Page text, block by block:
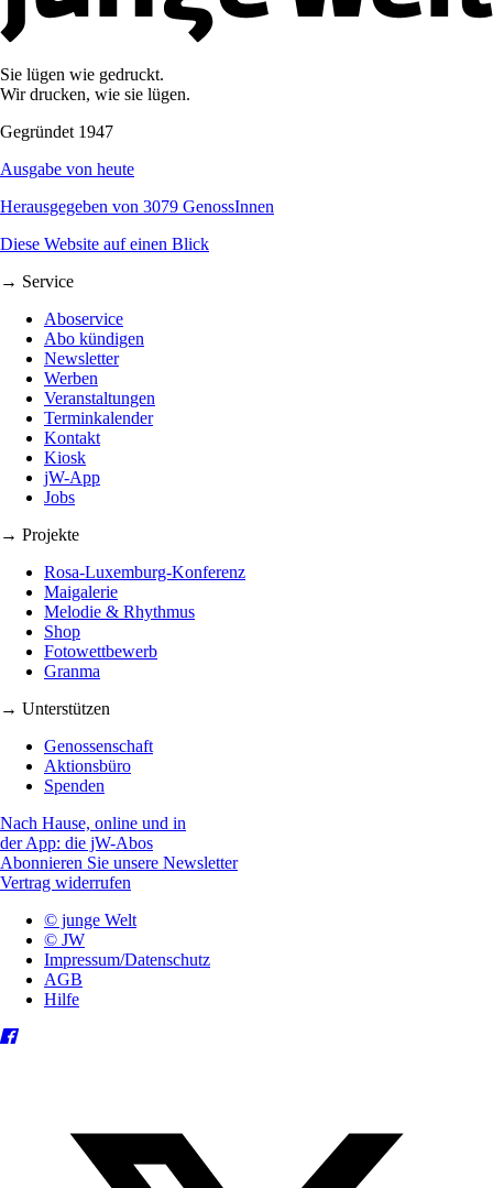
Sie lügen wie gedruckt.
Wir drucken, wie sie lügen.
Gegründet 1947
Ausgabe von heute
Herausgegeben von 3079 GenossInnen
Diese Website auf einen Blick
→ Service
Aboservice
Abo kündigen
Newsletter
Werben
Veranstaltungen
Terminkalender
Kontakt
Kiosk
jW-App
Jobs
→ Projekte
Rosa-Luxemburg-Konferenz
Maigalerie
Melodie & Rhythmus
Shop
Fotowettbewerb
Granma
→ Unterstützen
Genossenschaft
Aktionsbüro
Spenden
Nach Hause, online und in
der App: die jW-Abos
Abonnieren Sie unsere Newsletter
Vertrag widerrufen
© junge Welt
© JW
Impressum/Datenschutz
AGB
Hilfe